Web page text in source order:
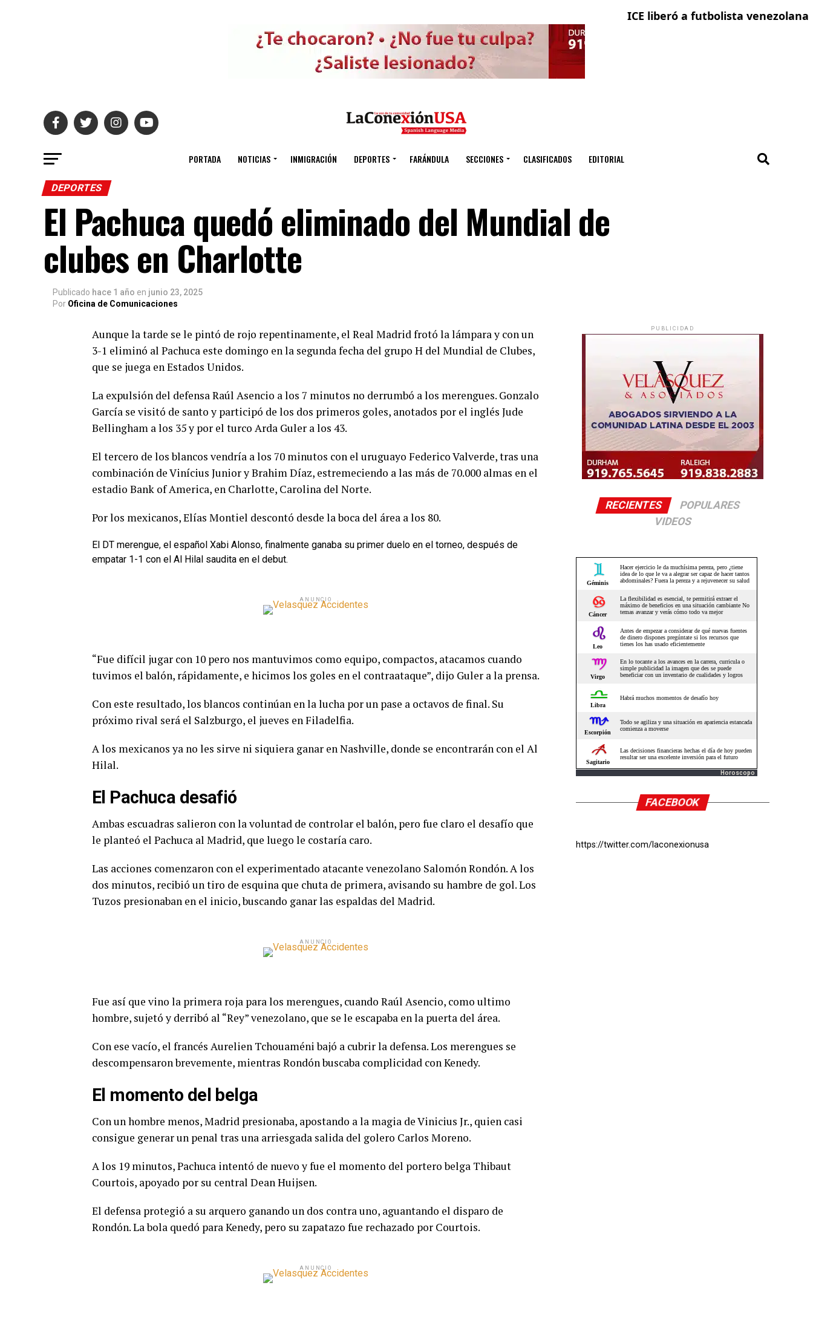
ICE liberó a futbolista venezolana con
La
PORTADA NOTICIAS INMIGRACIÓN DEPORTES FARÁNDULA SECCIONES CLASIFICADOS EDITORIAL
DEPORTES
El Pachuca quedó eliminado del Mundial de
clubes en Charlotte
Publicado hace 1 año en junio 23, 2025
Por Oficina de Comunicaciones
Aunque la tarde se le pintó de rojo repentinamente, el Real Madrid frotó la lámpara y con un
3-1 eliminó al Pachuca este domingo en la segunda fecha del grupo H del Mundial de Clubes,
que se juega en Estados Unidos.
La expulsión del defensa Raúl Asencio a los 7 minutos no derrumbó a los merengues. Gonzalo
García se visitó de santo y participó de los dos primeros goles, anotados por el inglés Jude
Bellingham a los 35 y por el turco Arda Guler a los 43.
El tercero de los blancos vendría a los 70 minutos con el uruguayo Federico Valverde, tras una
combinación de Vinícius Junior y Brahim Díaz, estremeciendo a las más de 70.000 almas en el
estadio Bank of America, en Charlotte, Carolina del Norte.
Por los mexicanos, Elías Montiel descontó desde la boca del área a los 80.
El DT merengue, el español Xabi Alonso, finalmente ganaba su primer duelo en el torneo, después de
empatar 1-1 con el Al Hilal saudita en el debut.
ANUNCIO
“Fue difícil jugar con 10 pero nos mantuvimos como equipo, compactos, atacamos cuando
tuvimos el balón, rápidamente, e hicimos los goles en el contraataque”, dijo Guler a la prensa.
Con este resultado, los blancos continúan en la lucha por un pase a octavos de final. Su
próximo rival será el Salzburgo, el jueves en Filadelfia.
A los mexicanos ya no les sirve ni siquiera ganar en Nashville, donde se encontrarán con el Al
Hilal.
El Pachuca desafió
Ambas escuadras salieron con la voluntad de controlar el balón, pero fue claro el desafío que
le planteó el Pachuca al Madrid, que luego le costaría caro.
Las acciones comenzaron con el experimentado atacante venezolano Salomón Rondón. A los
dos minutos, recibió un tiro de esquina que chuta de primera, avisando su hambre de gol. Los
Tuzos presionaban en el inicio, buscando ganar las espaldas del Madrid.
ANUNCIO
Fue así que vino la primera roja para los merengues, cuando Raúl Asencio, como ultimo
hombre, sujetó y derribó al “Rey” venezolano, que se le escapaba en la puerta del área.
Con ese vacío, el francés Aurelien Tchouaméni bajó a cubrir la defensa. Los merengues se
descompensaron brevemente, mientras Rondón buscaba complicidad con Kenedy.
El momento del belga
Con un hombre menos, Madrid presionaba, apostando a la magia de Vinicius Jr., quien casi
consigue generar un penal tras una arriesgada salida del golero Carlos Moreno.
A los 19 minutos, Pachuca intentó de nuevo y fue el momento del portero belga Thibaut
Courtois, apoyado por su central Dean Huijsen.
El defensa protegió a su arquero ganando un dos contra uno, aguantando el disparo de
Rondón. La bola quedó para Kenedy, pero su zapatazo fue rechazado por Courtois.
ANUNCIO
PUBLICIDAD
RECIENTES
POPULARES
VIDEOS
Horoscopo
FACEBOOK
https://twitter.com/laconexionusa